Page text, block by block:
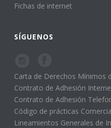
Fichas de internet
SÍGUENOS
Carta de Derechos Mínimos
Contrato de Adhesión
Contrato de Adhesión
Código de prácticas
Lineamientos Generales de